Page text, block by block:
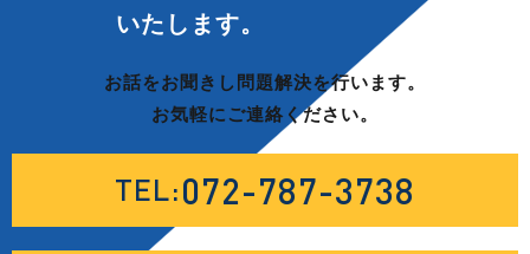
いたします。
お話をお聞きし問題解決を行います。
お気軽にご連絡ください。
TEL:072-787-3738